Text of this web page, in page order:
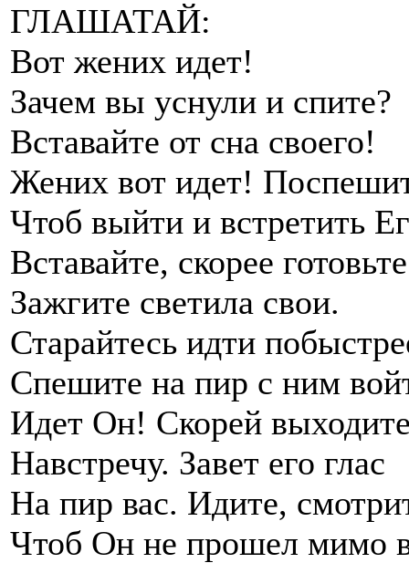
ГЛАШАТАЙ:
Вот жених идет!
Зачем вы уснули и спите?
Вставайте от сна своего!
Жених вот идет!
Чтоб выйти и встретить
Вставайте, скорее
Зажгите светила свои.
Старайтесь идти
Спешите на пир с ним
Идет Он! Скорей
Навстречу. Завет его глас
На пир вас. Идите,
Чтоб Он не прошел мимо